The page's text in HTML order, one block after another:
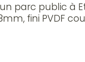
parc public à
fini PVDF